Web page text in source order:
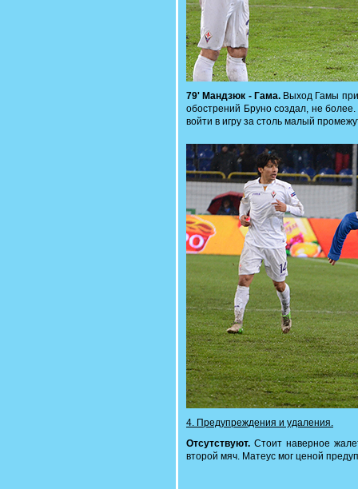
79' Мандзюк - Гама.Выход Гамы при
обострений Бруно создал, не
войти в игру за столь малый
4. Предупреждения и удаления.
Отсутствуют. Стоит наверное
второй мяч. Матеус мог ценой